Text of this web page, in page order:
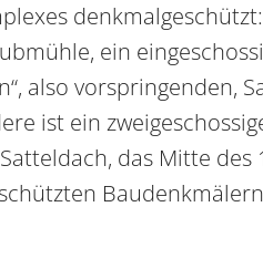
ein
also vorspringenden,
ist ein
das Mitte